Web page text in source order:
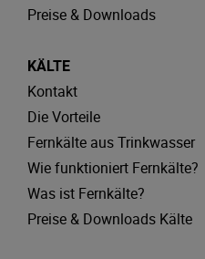
Preise & Downloads
KÄLTE
Kontakt
Die Vorteile
Fernkälte aus Trinkwasser
Wie funktioniert Fernkälte?
Was ist Fernkälte?
Preise & Downloads Kälte